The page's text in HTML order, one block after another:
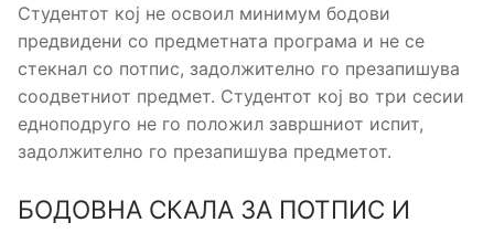
Студентот кој не освоил минимум бодови
предвидени со предметната програма и не се
стекнал со потпис, задолжително го презапишува
соодветниот предмет. Студентот кој во три сесии
едноподруго не го положил завршниот испит,
задолжително го презапишува предметот.
БОДОВНА СКАЛА ЗА ПОТПИС И